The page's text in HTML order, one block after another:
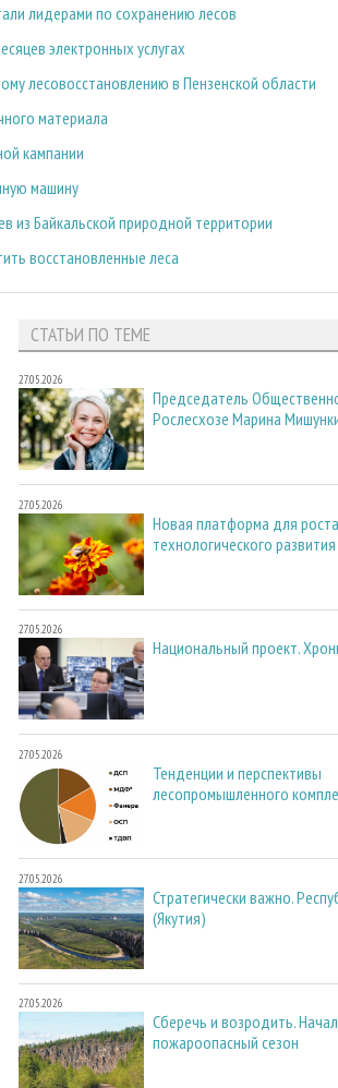
лидерами по сохранению лесов
электронных услугах
лесовосстановлению в Пензенской области
материала
кампании
машину
из Байкальской природной территории
восстановленные леса
СТАТЬИ ПО ТЕМЕ
27.05.2026
Председатель
Рослесхозе Марина
27.05.2026
Новая платформа для
технологического развития
27.05.2026
Национальный проект.
27.05.2026
Тенденции и перспективы
лесопромышленного
27.05.2026
Стратегически важно.
(Якутия)
27.05.2026
Сберечь и возродить.
пожароопасный сезон